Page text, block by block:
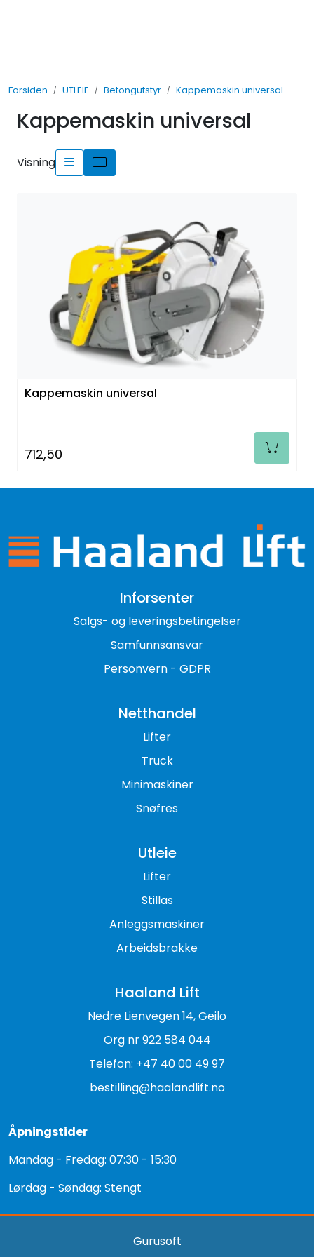
Forsiden UTLEIE Betongutstyr Kappemaskin universal
Kappemaskin universal
Visning
Kappemaskin universal
712,50
Inforsenter
Salgs- og leveringsbetingelser
Samfunnsansvar
Personvern - GDPR
Netthandel
Lifter
Truck
Minimaskiner
Snøfres
Utleie
Lifter
Stillas
Anleggsmaskiner
Arbeidsbrakke
Haaland Lift
Nedre Lienvegen 14, Geilo
Org nr 922 584 044
Telefon: +47 40 00 49 97
bestilling@haalandlift.no
Åpningstider
Mandag - Fredag: 07:30 - 15:30
Lørdag - Søndag: Stengt
Gurusoft
SALG
TJENESTER
AVDELINGER